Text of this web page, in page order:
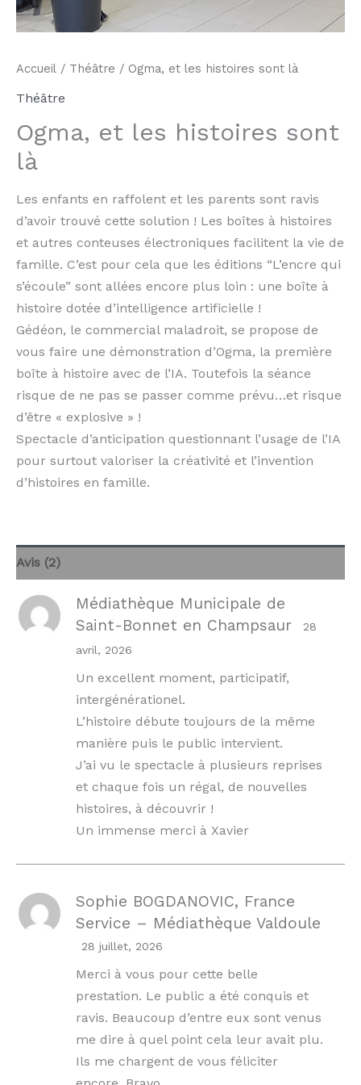
Accueil / Théâtre / Ogma, et les histoires sont là
Théâtre
Ogma, et les histoires sont
là
Les enfants en raffolent et les parents sont ravis
d’avoir trouvé cette solution ! Les boîtes à histoires
et autres conteuses électroniques facilitent la vie de
famille. C’est pour cela que les éditions “L’encre qui
s’écoule” sont allées encore plus loin : une boîte à
histoire dotée d’intelligence artificielle !
Gédéon, le commercial maladroit, se propose de
vous faire une démonstration d’Ogma, la première
boîte à histoire avec de l’IA. Toutefois la séance
risque de ne pas se passer comme prévu…et risque
d’être « explosive » !
Spectacle d’anticipation questionnant l’usage de l’IA
pour surtout valoriser la créativité et l’invention
d’histoires en famille.
Avis (2)
Médiathèque Municipale de
Saint-Bonnet en Champsaur
28
avril, 2026
Un excellent moment, participatif,
intergénérationel.
L’histoire débute toujours de la même
manière puis le public intervient.
J’ai vu le spectacle à plusieurs reprises
et chaque fois un régal, de nouvelles
histoires, à découvrir !
Un immense merci à Xavier
Sophie BOGDANOVIC, France
Service – Médiathèque Valdoule
28 juillet, 2026
Merci à vous pour cette belle
prestation. Le public a été conquis et
ravis. Beaucoup d’entre eux sont venus
me dire à quel point cela leur avait plu.
Ils me chargent de vous féliciter